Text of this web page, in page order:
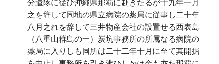
分遣隊に従ひ沖縄県那覇に赴きたるが十九年一月
之を辞して同地の県立病院の薬局に従事し二十年
八月之れを辞して三井物産会社の設置せる西表島
（八重山群島の一）炭坑事務所の所属なる病院の
薬局に入りしも同所は二十二年十月に至て其開掘